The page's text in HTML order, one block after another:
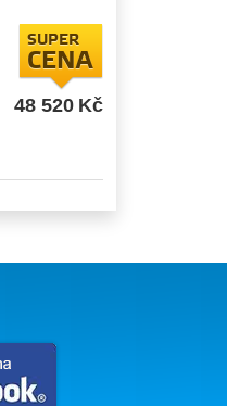
SUPER
CENA
48 520 Kč